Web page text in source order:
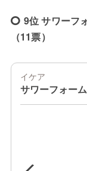
9位 サワーフ
（11票）
イケア
サワーフォー